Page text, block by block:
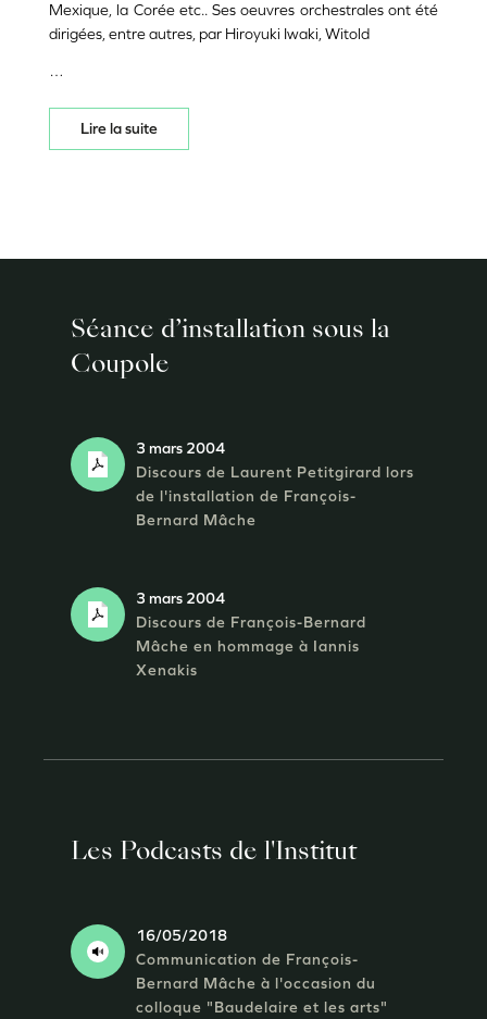
Mexique, la Corée etc.. Ses oeuvres orchestrales ont été
dirigées, entre autres, par Hiroyuki Iwaki, Witold
…
Lire la suite
Séance d’installation sous la
Coupole
3 mars 2004
Discours de Laurent Petitgirard lors
de l'installation de François-
Bernard Mâche
3 mars 2004
Discours de François-Bernard
Mâche en hommage à Iannis
Xenakis
Les Podcasts de l'Institut
16/05/2018
Communication de François-
Bernard Mâche à l'occasion du
colloque "Baudelaire et les arts"